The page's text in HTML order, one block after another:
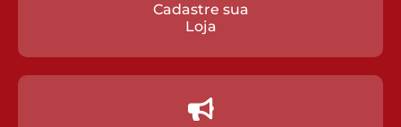
Cadastre sua
Loja